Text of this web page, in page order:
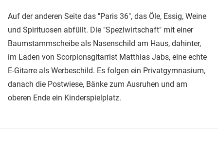
Auf der anderen Seite das "Paris 36", das Öle, Essig, Weine
und Spirituosen abfüllt. Die "Spezlwirtschaft" mit einer
Baumstammscheibe als Nasenschild am Haus, dahinter,
im Laden von Scorpionsgitarrist Matthias Jabs, eine echte
E-Gitarre als Werbeschild. Es folgen ein Privatgymnasium,
danach die Postwiese, Bänke zum Ausruhen und am
oberen Ende ein Kinderspielplatz.